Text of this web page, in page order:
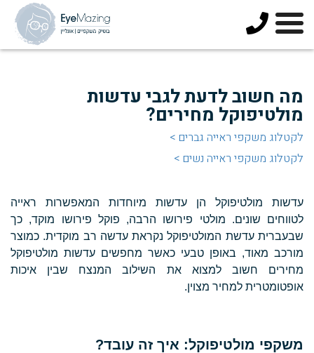
3744678
מה חשוב לדעת לגבי עדשות
מולטיפוקל מחירים?
לקטלוג משקפי ראייה גברים >
לקטלוג משקפי ראייה נשים >
עדשות מולטיפוקל הן עדשות מיוחדות המאפשרות ראייה
לטווחים שונים. מולטי פירושו הרבה, פוקל פירושו מוקד, כך
שבעברית עדשת המולטיפוקל נקראת עדשה רב מוקדית. כמוצר
מורכב מאוד, באופן טבעי כאשר מחפשים עדשות מולטיפוקל
מחירים חשוב למצוא את השילוב המנצח שבין איכות
אופטומטרית למחיר מצוין.
משקפי מולטיפוקל: איך זה עובד?